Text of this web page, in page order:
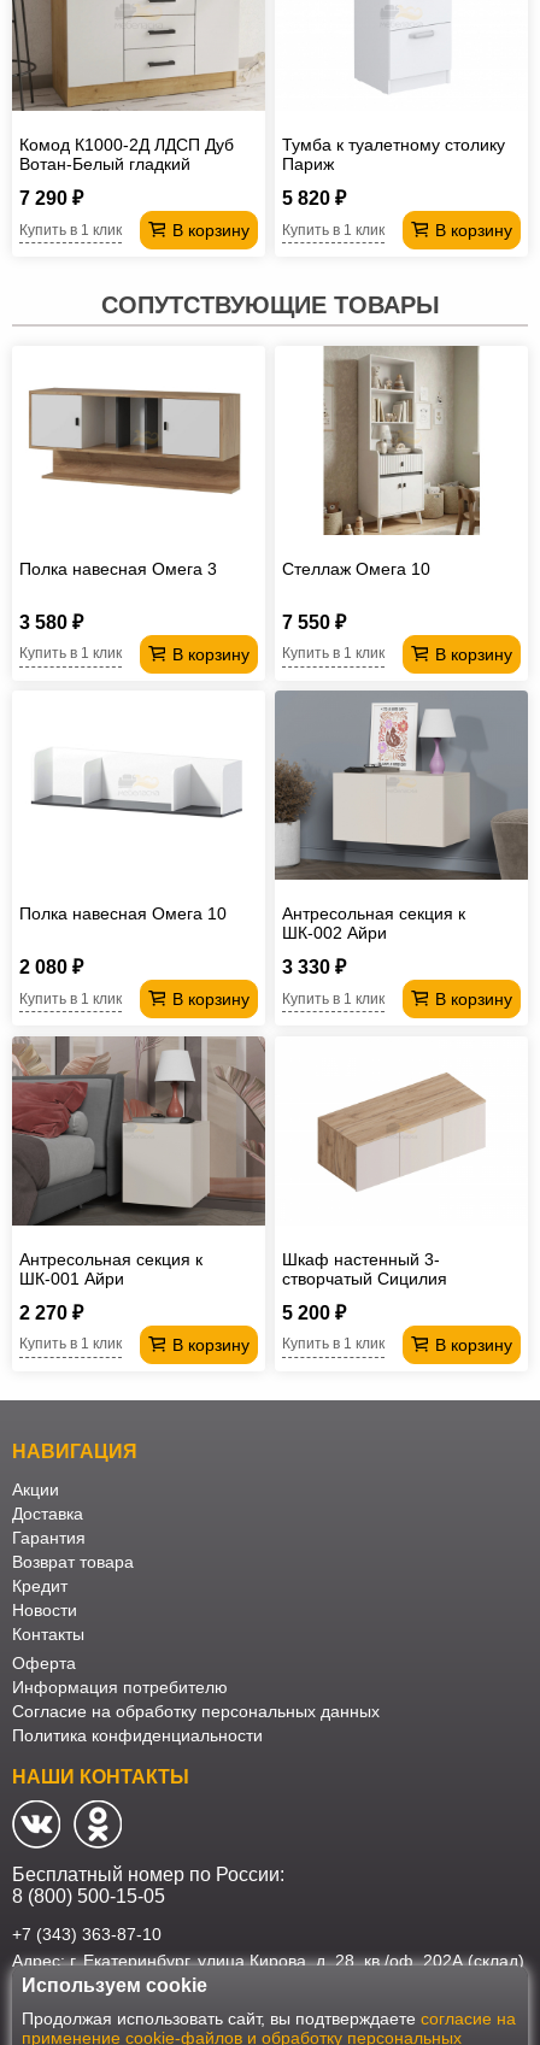
Комод К1000-2Д ЛДСП Дуб
Вотан-Белый гладкий
7 290 ₽
В корзину
Купить в 1 клик
Тумба к туалетному столику
Париж
5 820 ₽
В корзину
Купить в 1 клик
СОПУТСТВУЮЩИЕ ТОВАРЫ
Полка навесная Омега 3
3 580 ₽
В корзину
Купить в 1 клик
Стеллаж Омега 10
7 550 ₽
В корзину
Купить в 1 клик
Полка навесная Омега 10
2 080 ₽
В корзину
Купить в 1 клик
Антресольная секция к
ШК-002 Айри
3 330 ₽
В корзину
Купить в 1 клик
Антресольная секция к
ШК-001 Айри
2 270 ₽
В корзину
Купить в 1 клик
Шкаф настенный 3-
створчатый Сицилия
5 200 ₽
В корзину
Купить в 1 клик
НАВИГАЦИЯ
Акции
Доставка
Гарантия
Возврат товара
Кредит
Новости
Контакты
Оферта
Информация потребителю
Согласие на обработку персональных данных
Политика конфиденциальности
НАШИ КОНТАКТЫ
Бесплатный номер по России:
8 (800) 500-15-05
+7 (343) 363-87-10
Адрес: г. Екатеринбург, улица Кирова, д. 28, кв./оф. 202А (склад)
Наш интернет-магазин работает в соответствии с требованиями
Федерального закона от 27 июля 2006 года №152-ФЗ "О персональных
Используем cookie
Продолжая использовать сайт, вы подтверждаете согласие на
применение cookie-файлов и обработку персональных